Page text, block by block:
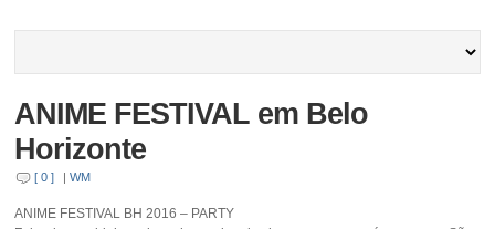
ANIME FESTIVAL em Belo
Horizonte
[ 0 ] |WM
ANIME FESTIVAL BH 2016 – PARTY